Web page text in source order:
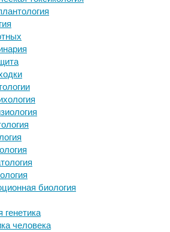
биология
человека
,
,
,
,
ошибок
склонность к
сексу
для смартфона поможет
эмоции
дни в году
искривления формы ног:
шаги преображения
новостями